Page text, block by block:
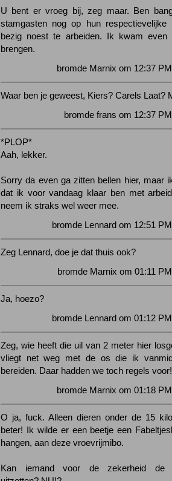
U bent er vroeg bij, zeg maar. Ben
stamgasten nog op hun respectievelijke
bezig noest te arbeiden. Ik kwam
brengen.
bromde Marnix om 12:37
Waar ben je geweest, Kiers? Carels Laat?
bromde frans om 12:37
*PLOP*
Aah, lekker.
Sorry da even ga zitten bellen hier, maar
dat ik voor vandaag klaar ben met
neem ik straks wel weer mee.
bromde Lennard om 12:51
Zeg Lennard, doe je dat thuis ook?
bromde Marnix om 01:11
Ja, hoezo?
bromde Lennard om 01:12
Zeg, wie heeft die uil van 2 meter hier
vliegt net weg met de os die ik
bereiden. Daar hadden we toch regels voor!
bromde Marnix om 01:18
O ja, fuck. Alleen dieren onder de 15
beter! Ik wilde er een beetje een
hangen, aan deze vroevrijmibo.
Kan iemand voor de zekerheid de